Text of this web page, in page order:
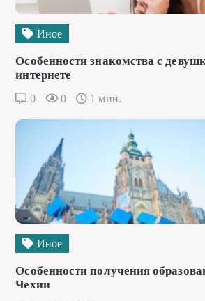
Иное
Особенности знакомства с
интернете
0 0 1 мин.
Иное
Особенности получения
Чехии